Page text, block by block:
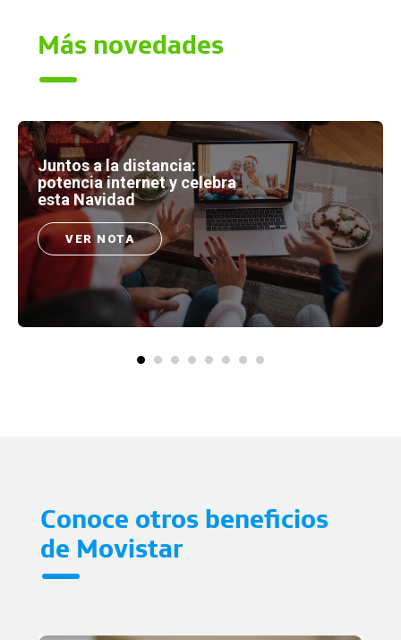
Más novedades
Juntos a la distancia:
potencia internet y celebra
esta Navidad
VER NOTA
Conoce otros beneficios
de Movistar